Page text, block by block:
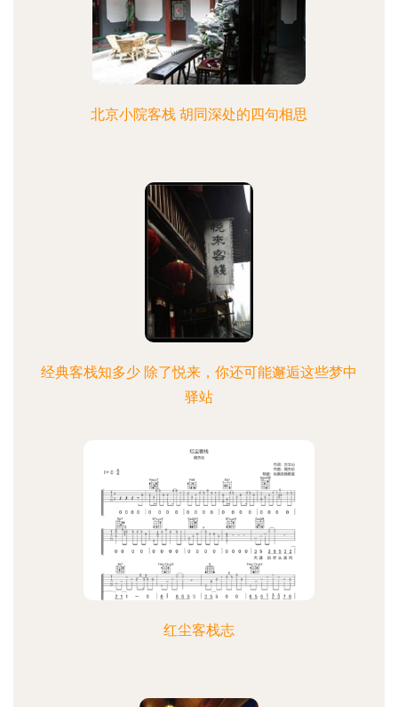
北京小院客栈 胡同深处的四句相思
经典客栈知多少 除了悦来，你还可能邂逅这些梦中
驿站
红尘客栈志